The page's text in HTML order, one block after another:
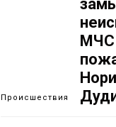
Происшествия
МЧС